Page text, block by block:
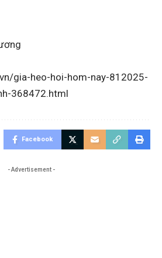
gia-heo-hoi-hom-nay-812025-
368472.html
Facebook
- Advertisement -